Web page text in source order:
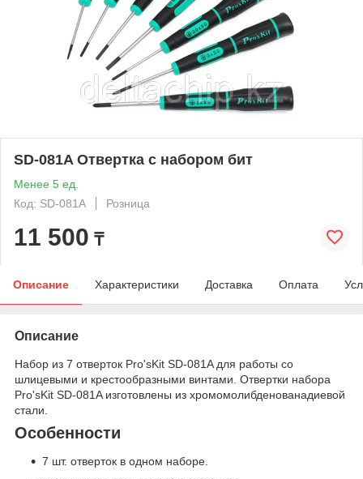
SD-081A Отвертка с набором бит
Менее 5 ед.
Код: SD-081A
Розница
11 500 ₸
Описание Характеристики Доставка Оплата
Описание
Набор из 7 отверток Pro'sKit SD-081A для работы со
шлицевыми и крестообразными винтами. Отвертки набора
Pro'sKit SD-081A изготовлены из хромомолибденованадиевой
стали.
Особенности
7 шт. отверток в одном наборе.